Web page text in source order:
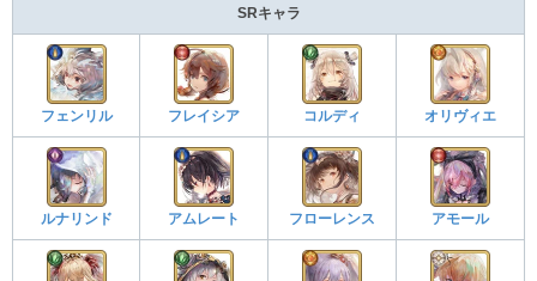
SRキャラ
フェンリル フレイシア コルディ オリヴィエ
ルナリンド アムレート フローレンス アモール